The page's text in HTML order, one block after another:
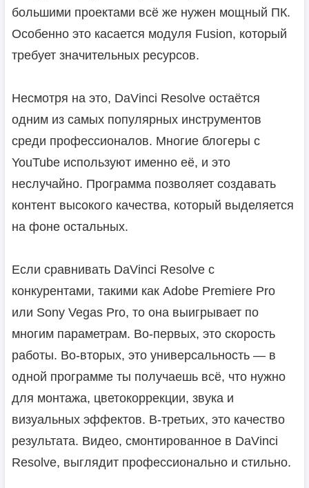
большими проектами всё же нужен мощный ПК.
Особенно это касается модуля Fusion, который
требует значительных ресурсов.
Несмотря на это, DaVinci Resolve остаётся
одним из самых популярных инструментов
среди профессионалов. Многие блогеры с
YouTube используют именно её, и это
неслучайно. Программа позволяет создавать
контент высокого качества, который выделяется
на фоне остальных.
Если сравнивать DaVinci Resolve с
конкурентами, такими как Adobe Premiere Pro
или Sony Vegas Pro, то она выигрывает по
многим параметрам. Во-первых, это скорость
работы. Во-вторых, это универсальность — в
одной программе ты получаешь всё, что нужно
для монтажа, цветокоррекции, звука и
визуальных эффектов. В-третьих, это качество
результата. Видео, смонтированное в DaVinci
Resolve, выглядит профессионально и стильно.